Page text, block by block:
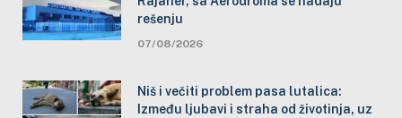
rešenju
07/08/2026
Niš i večiti problem pasa lutalica:
Između ljubavi i straha od životinja, uz